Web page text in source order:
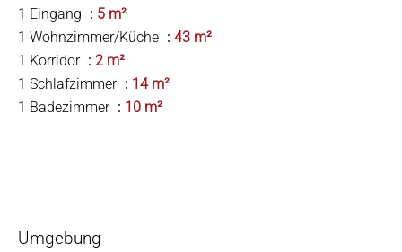
1 Eingang
5 m²
1 Wohnzimmer/Küche
43 m²
1 Korridor
2 m²
1 Schlafzimmer
14 m²
1 Badezimmer
10 m²
Umgebung